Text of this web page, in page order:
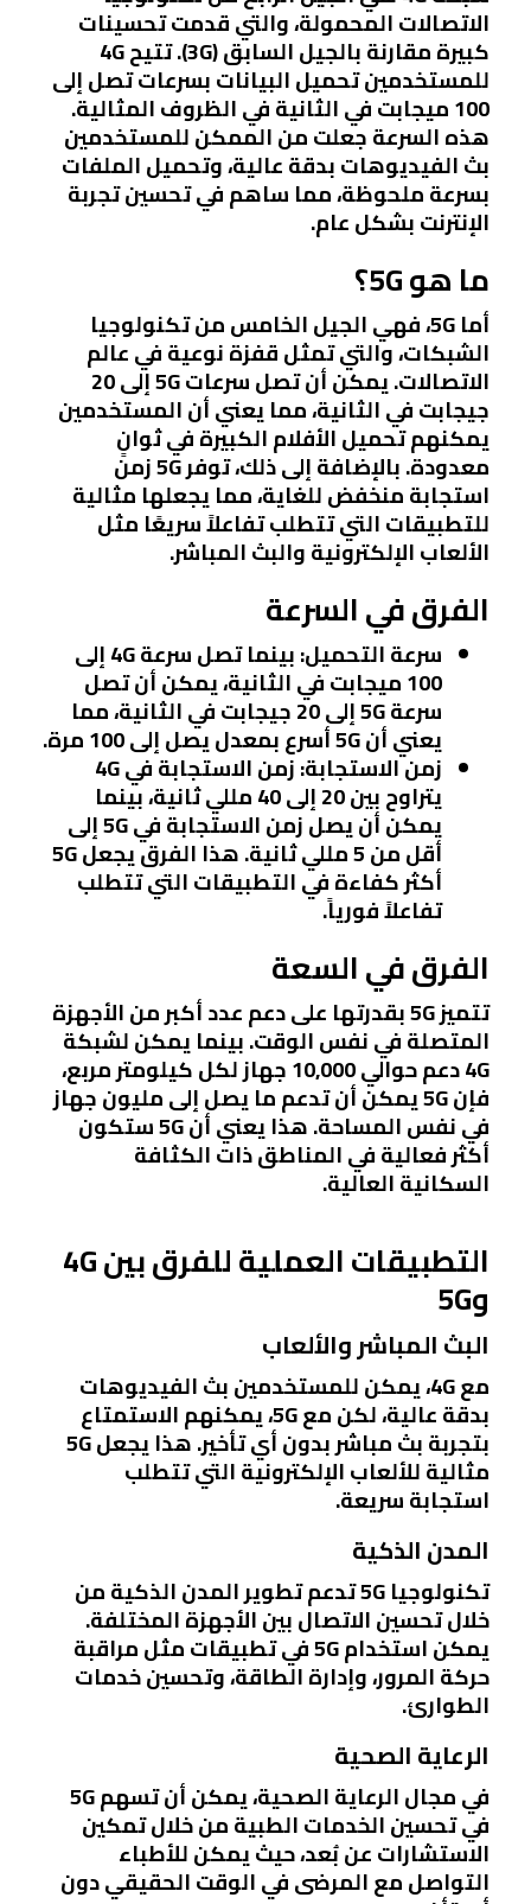
الاتصالات المحمولة، والتي قدمت تحسينات
كبيرة مقارنة بالجيل السابق (3G). تتيح 4G
للمستخدمين تحميل البيانات بسرعات تصل إلى
100 ميجابت في الثانية في الظروف المثالية.
هذه السرعة جعلت من الممكن للمستخدمين
بث الفيديوهات بدقة عالية، وتحميل الملفات
بسرعة ملحوظة، مما ساهم في تحسين تجربة
الإنترنت بشكل عام.
ما هو 5G؟
أما 5G، فهي الجيل الخامس من تكنولوجيا
الشبكات، والتي تمثل قفزة نوعية في عالم
الاتصالات. يمكن أن تصل سرعات 5G إلى 20
جيجابت في الثانية، مما يعني أن المستخدمين
يمكنهم تحميل الأفلام الكبيرة في ثوانٍ
معدودة. بالإضافة إلى ذلك، توفر 5G زمن
استجابة منخفض للغاية، مما يجعلها مثالية
للتطبيقات التي تتطلب تفاعلاً سريعًا مثل
الألعاب الإلكترونية والبث المباشر.
الفرق في السرعة
سرعة التحميل : بينما تصل سرعة 4G إلى
100 ميجابت في الثانية، يمكن أن تصل
سرعة 5G إلى 20 جيجابت في الثانية، مما
يعني أن 5G أسرع بمعدل يصل إلى 100 مرة.
زمن الاستجابة : زمن الاستجابة في 4G
يتراوح بين 20 إلى 40 مللي ثانية، بينما
يمكن أن يصل زمن الاستجابة في 5G إلى
أقل من 5 مللي ثانية. هذا الفرق يجعل 5G
أكثر كفاءة في التطبيقات التي تتطلب
تفاعلاً فورياً.
الفرق في السعة
تتميز 5G بقدرتها على دعم عدد أكبر من الأجهزة
المتصلة في نفس الوقت. بينما يمكن لشبكة
4G دعم حوالي 10,000 جهاز لكل كيلومتر مربع،
فإن 5G يمكن أن تدعم ما يصل إلى مليون جهاز
في نفس المساحة. هذا يعني أن 5G ستكون
أكثر فعالية في المناطق ذات الكثافة
السكانية العالية.
التطبيقات العملية للفرق بين 4G
و5G
البث المباشر والألعاب
مع 4G، يمكن للمستخدمين بث الفيديوهات
بدقة عالية، لكن مع 5G، يمكنهم الاستمتاع
بتجربة بث مباشر بدون أي تأخير. هذا يجعل 5G
مثالية للألعاب الإلكترونية التي تتطلب
استجابة سريعة.
المدن الذكية
تكنولوجيا 5G تدعم تطوير المدن الذكية من
خلال تحسين الاتصال بين الأجهزة المختلفة.
يمكن استخدام 5G في تطبيقات مثل مراقبة
حركة المرور، وإدارة الطاقة، وتحسين خدمات
الطوارئ.
الرعاية الصحية
في مجال الرعاية الصحية، يمكن أن تسهم 5G
في تحسين الخدمات الطبية من خلال تمكين
الاستشارات عن بُعد، حيث يمكن للأطباء
التواصل مع المرضى في الوقت الحقيقي دون